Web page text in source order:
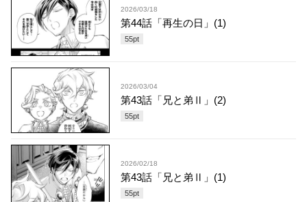
2026/03/18
第44話「再生の日」(1)
55pt
2026/03/04
第43話「兄と弟Ⅱ」(2)
55pt
2026/02/18
第43話「兄と弟Ⅱ」(1)
55pt